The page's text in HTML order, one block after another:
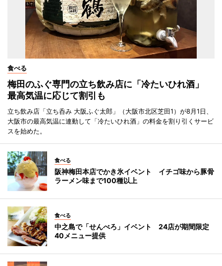
食べる
梅田のふぐ専門の立ち飲み店に「冷たいひれ酒」
最高気温に応じて割引も
立ち飲み店「立ち呑み 大阪ふぐ太郎」（大阪市北区芝田1）が8月1日、
大阪市の最高気温に連動して「冷たいひれ酒」の料金を割り引くサービ
スを始めた。
食べる
阪神梅田本店でかき氷イベント イチゴ味から豚骨
ラーメン味まで100種以上
食べる
中之島で「せんべろ」イベント 24店が期間限定
40メニュー提供